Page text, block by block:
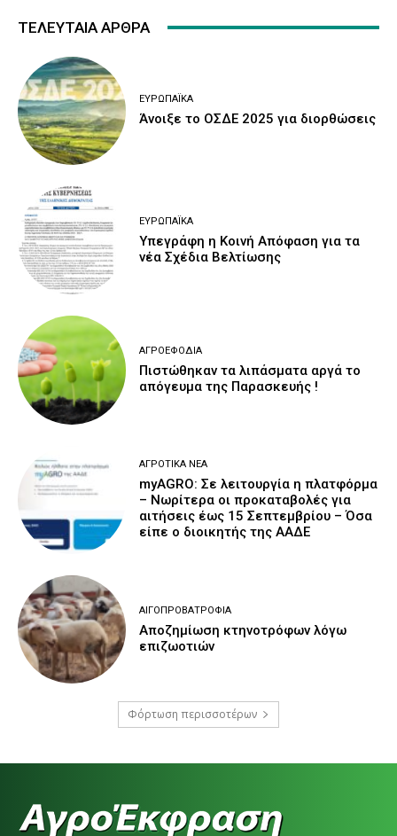
ΤΕΛΕΥΤΑΙΑ ΑΡΘΡΑ
ΕΥΡΩΠΑΪΚΆ
Άνοιξε το ΟΣΔΕ 2025 για διορθώσεις
ΕΥΡΩΠΑΪΚΆ
Υπεγράφη η Κοινή Απόφαση για τα
νέα Σχέδια Βελτίωσης
ΑΓΡΟΕΦΌΔΙΑ
Πιστώθηκαν τα λιπάσματα αργά το
απόγευμα της Παρασκευής !
ΑΓΡΟΤΙΚΆ ΝΈΑ
myAGRO: Σε λειτουργία η πλατφόρμα
– Νωρίτερα οι προκαταβολές για
αιτήσεις έως 15 Σεπτεμβρίου – Όσα
είπε ο διοικητής της ΑΑΔΕ
ΑΙΓΟΠΡΟΒΑΤΡΟΦΊΑ
Αποζημίωση κτηνοτρόφων λόγω
επιζωοτιών
Φόρτωση περισσοτέρων